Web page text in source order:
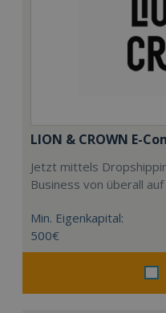
LION & CROWN E-
Jetzt mittels
Business von überall
Min. Eigenkapital:
500€